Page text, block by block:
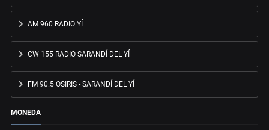
AM 960 RADIO YÍ
CW 155 RADIO SARANDÍ DEL YÍ
FM 90.5 OSIRIS - SARANDÍ DEL YÍ
MONEDA